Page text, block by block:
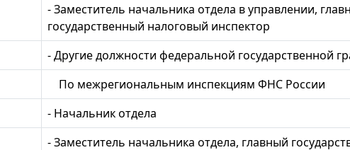
- Заместитель начальника отдела в управлении,
государственный налоговый инспектор
- Другие должности федеральной государственной
По межрегиональным инспекциям ФНС России
- Начальник отдела
- Заместитель начальника отдела, главный